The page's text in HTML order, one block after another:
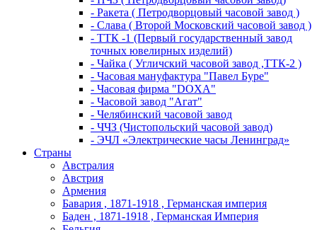
- Ракета ( Петродворцовый часовой завод )
- Слава ( Второй Московский часовой завод )
- ТТК -1 (Первый государственный завод
точных ювелирных изделий)
- Чайка ( Угличский часовой завод ,ТТК-2 )
- Часовая мануфактура "Павел Буре"
- Часовая фирма "DOXA"
- Часовой завод "Агат"
- Челябинский часовой завод
- ЧЧЗ (Чистопольский часовой завод)
- ЭЧЛ «Электрические часы Ленинград»
Страны
Австралия
Австрия
Армения
Бавария , 1871-1918 , Германская империя
Баден , 1871-1918 , Германская Империя